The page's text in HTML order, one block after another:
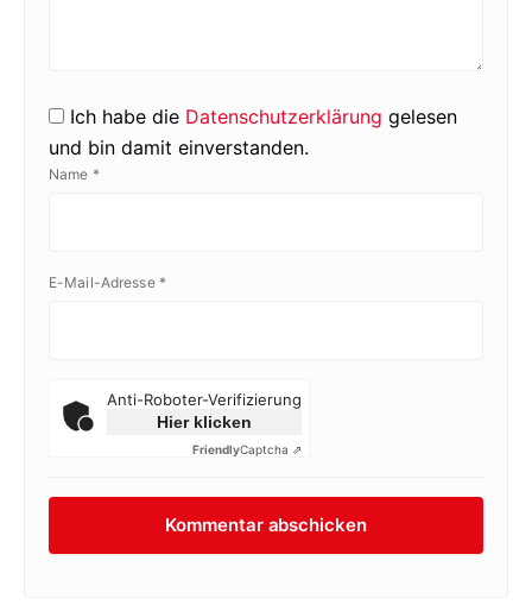
Ich habe die Datenschutzerklärung gelesen
und bin damit einverstanden.
Name *
E-Mail-Adresse *
Anti-Roboter-Verifizierung
Hier klicken
FriendlyCaptcha ⇗